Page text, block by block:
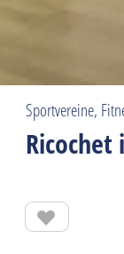
Sportvereine,